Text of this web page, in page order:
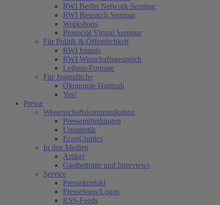
RWI Berlin Network Seminar
RWI Research Seminar
Workshops
Prosocial Virtual Seminar
Für Politik & Öffentlichkeit
RWI Impuls
RWI Wirtschaftsgespräch
Leibniz-Formate
Für Jugendliche
Ökonomie Hautnah
Yes!
Presse
Wissenschaftskommunikation
Pressemitteilungen
Unstatistik
EconComics
In den Medien
Artikel
Gastbeiträge und Interviews
Service
Pressekontakt
Pressefotos/Logos
RSS-Feeds